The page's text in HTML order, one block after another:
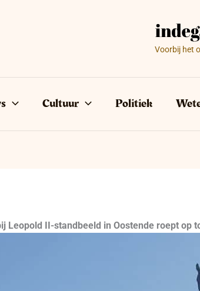
Voorbij het
Cultuur Politiek
Leopold II-standbeeld in Oostende roept op